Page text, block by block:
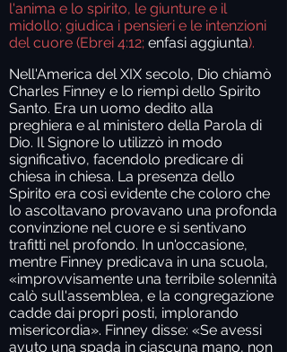
l'anima e lo spirito, le giunture e il
midollo; giudica i pensieri e le intenzioni
del cuore (Ebrei 4:12; enfasi aggiunta).
Nell'America del XIX secolo, Dio chiamò
Charles Finney e lo riempì dello Spirito
Santo. Era un uomo dedito alla
preghiera e al ministero della Parola di
Dio. Il Signore lo utilizzò in modo
significativo, facendolo predicare di
chiesa in chiesa. La presenza dello
Spirito era così evidente che coloro che
lo ascoltavano provavano una profonda
convinzione nel cuore e si sentivano
trafitti nel profondo. In un'occasione,
mentre Finney predicava in una scuola,
«improvvisamente una terribile solennità
calò sull'assemblea, e la congregazione
cadde dai propri posti, implorando
misericordia». Finney disse: «Se avessi
avuto una spada in ciascuna mano, non